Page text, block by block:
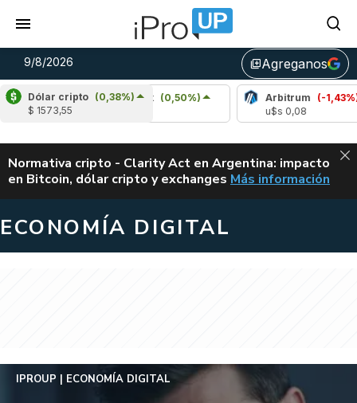
9/8/2026 library_addAgreganos
Dólar cripto (0,38%)
$ 1573,55
Chainlink (0,50%)
u$s 8,33
Arbitrum (-1,43%)
ALERTA
Normativa cripto - Clarity Act en Argentina: impacto
en Bitcoin, dólar cripto y exchanges CLARITY ACT EN
Más información
ECONOMÍA DIGITAL
IPROUP ECONOMÍA DIGITAL